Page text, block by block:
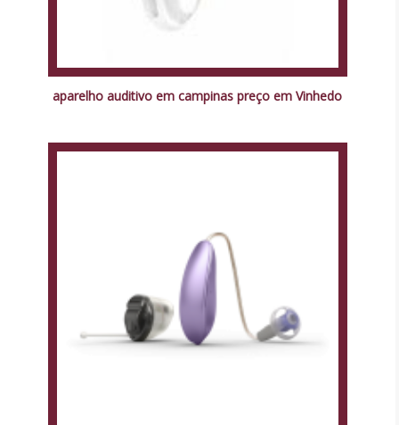
aparelho auditivo em campinas preço em Vinhedo